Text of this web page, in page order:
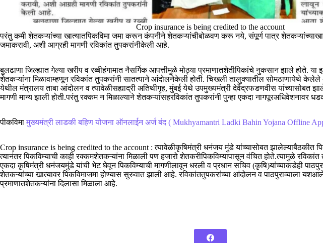
Crop insurance is being credited to the account
परंतु कमी शेतकऱ्यांच्या खात्यातपिकविमा जमा करून कंपनीने शेतकऱ्यांचीबोळवण करू नये, संपूर्ण पात्र
जमाकरावी, अशी आग्रही मागणी रविकांत तुपकरांनीकेली आहे.
बुलढाणा जिल्ह्यात गेल्या खरीप व रब्बीहंगामात नैसर्गिक आपत्तीमुळे मोठ्या प्रमाणातशेतीपिकांचे नुकसान झाले होते. या
शेतकऱ्यांना मिळावाम्हणून रविकांत तुपकरांनी सातत्याने आंदोलनेकेली होती. चिखली तालुक्यातील सोमठाणायेथे
येथील मंत्रालय ताबा आंदोलन व त्यावेळीसह्याद्री अतिथीगृह, मुंबई येथे उपमुख्यमंत्री देवेंद्रफडणवीस यांच्यासोबत
मागणी मान्य झाली होती.परंतु रक्कम न मिळाल्याने शेतकऱ्यांसहरविकांत तुपकरांनी पुन्हा एकदा नागपूरअधिवेशनावर
पीकविमा मुख्यमंत्री लाडकी बहिण योजना ऑनलाईन अर्ज बंद ( Mukhyamantri Ladki Bahin Yojana Offline
Crop insurance is being credited to the account : त्यावेळीकृषिमंत्री धनंजय मुंडे यांच्यासोबत झालेल्याबैठकीत
त्यानंतर पिकविम्याची काही रक्कमशेतकऱ्यांना मिळाली पण हजारो शेतकरीपिकविम्यापासून वंचित होते.त्यामुळे
एकदा कृषिमंत्री धनंजयमुंडे यांची भेट घेवून पिकविम्याची मागणीलावून धरली व प्रधान सचिव (कृषि)यांच्याकडेही
शेतकऱ्यांच्या खात्यावर पिकविमाजमा होण्यास सुरुवात झाली आहे. रविकांततुपकरांच्या आंदोलन व पाठपुराव्याला
प्रमाणातशेतकऱ्यांना दिलासा मिळाला आहे.